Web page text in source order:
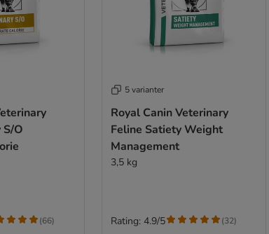
S/O
(66)
5 varianter
Royal Canin Veterinary
Feline Satiety Weight
Management
3,5 kg
Rating: 4.9/5 (32)